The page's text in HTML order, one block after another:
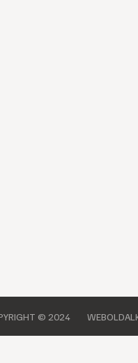
© 2024